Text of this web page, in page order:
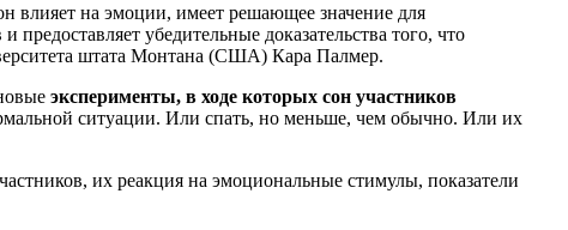
влияет на эмоции, имеет решающее значение для
убедительные доказательства того, что
штата Монтана (США) Кара Палмер.
эксперименты, в ходе которых сон участников
ситуации. Или спать, но меньше, чем обычно. Или их
их реакция на эмоциональные стимулы, показатели